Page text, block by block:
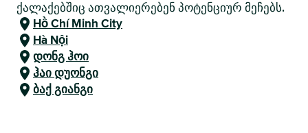
ქალაქებშიც ათვალიერებენ პოტენციურ მეჩებს.
Hồ Chí Minh City
Hà Nội
დონგ ჰოი
ჰაი დუონგი
ბაქ გიანგი